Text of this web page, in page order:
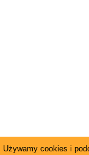
Używamy cookies i